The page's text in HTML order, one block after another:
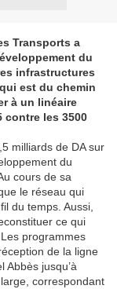
Transports a
du
infrastructures
est du chemin
à un linéaire
contre les 3500
milliards de DA sur
du
cours de sa
le réseau qui
du temps. Aussi,
ce qui
programmes
de la ligne
Abbès jusqu’à
correspondant